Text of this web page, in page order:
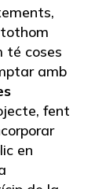
té coses
amb
fent
en